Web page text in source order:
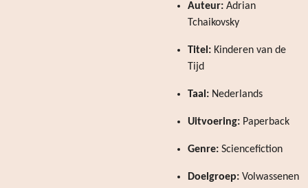
Auteur: Adrian
Tchaikovsky
Titel: Kinderen van de
Tijd
Taal: Nederlands
Uitvoering: Paperback
Genre: Sciencefiction
Doelgroep: Volwassenen